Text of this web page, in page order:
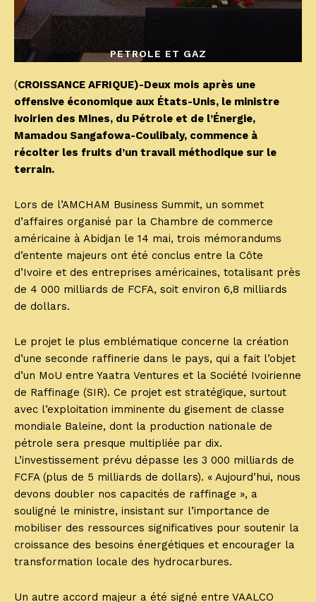
PETROLE ET GAZ
(CROISSANCE AFRIQUE)-Deux mois après une
offensive économique aux États-Unis, le ministre
ivoirien des Mines, du Pétrole et de l’Énergie,
Mamadou Sangafowa-Coulibaly, commence à
récolter les fruits d’un travail méthodique sur le
terrain.
Lors de l’AMCHAM Business Summit, un sommet
d’affaires organisé par la Chambre de commerce
américaine à Abidjan le 14 mai, trois mémorandums
d’entente majeurs ont été conclus entre la Côte
d’Ivoire et des entreprises américaines, totalisant près
de 4 000 milliards de FCFA, soit environ 6,8 milliards
de dollars.
Le projet le plus emblématique concerne la création
d’une seconde raffinerie dans le pays, qui a fait l’objet
d’un MoU entre Yaatra Ventures et la Société Ivoirienne
de Raffinage (SIR). Ce projet est stratégique, surtout
avec l’exploitation imminente du gisement de classe
mondiale Baleine, dont la production nationale de
pétrole sera presque multipliée par dix.
L’investissement prévu dépasse les 3 000 milliards de
FCFA (plus de 5 milliards de dollars). « Aujourd’hui, nous
devons doubler nos capacités de raffinage », a
souligné le ministre, insistant sur l’importance de
mobiliser des ressources significatives pour soutenir la
croissance des besoins énergétiques et encourager la
transformation locale des hydrocarbures.
Un autre accord majeur a été signé entre VAALCO